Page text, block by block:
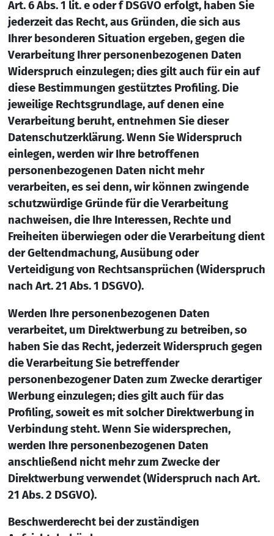
Art. 6 Abs. 1 lit. e oder f DSGVO erfolgt, haben Sie
jederzeit das Recht, aus Gründen, die sich aus
Ihrer besonderen Situation ergeben, gegen die
Verarbeitung Ihrer personenbezogenen Daten
Widerspruch einzulegen; dies gilt auch für ein auf
diese Bestimmungen gestütztes Profiling. Die
jeweilige Rechtsgrundlage, auf denen eine
Verarbeitung beruht, entnehmen Sie dieser
Datenschutzerklärung. Wenn Sie Widerspruch
einlegen, werden wir Ihre betroffenen
personenbezogenen Daten nicht mehr
verarbeiten, es sei denn, wir können zwingende
schutzwürdige Gründe für die Verarbeitung
nachweisen, die Ihre Interessen, Rechte und
Freiheiten überwiegen oder die Verarbeitung dient
der Geltendmachung, Ausübung oder
Verteidigung von Rechtsansprüchen (Widerspruch
nach Art. 21 Abs. 1 DSGVO).
Werden Ihre personenbezogenen Daten
verarbeitet, um Direktwerbung zu betreiben, so
haben Sie das Recht, jederzeit Widerspruch gegen
die Verarbeitung Sie betreffender
personenbezogener Daten zum Zwecke derartiger
Werbung einzulegen; dies gilt auch für das
Profiling, soweit es mit solcher Direktwerbung in
Verbindung steht. Wenn Sie widersprechen,
werden Ihre personenbezogenen Daten
anschließend nicht mehr zum Zwecke der
Direktwerbung verwendet (Widerspruch nach Art.
21 Abs. 2 DSGVO).
Beschwerderecht bei der zuständigen